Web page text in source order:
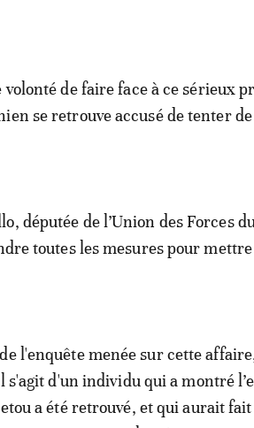
volonté de faire face à ce sérieux
se retrouve accusé de tenter
députée de l’Union des Forces
toutes les mesures pour
l'enquête menée sur cette
s'agit d'un individu qui a montré
a été retrouvé, et qui aurait fait